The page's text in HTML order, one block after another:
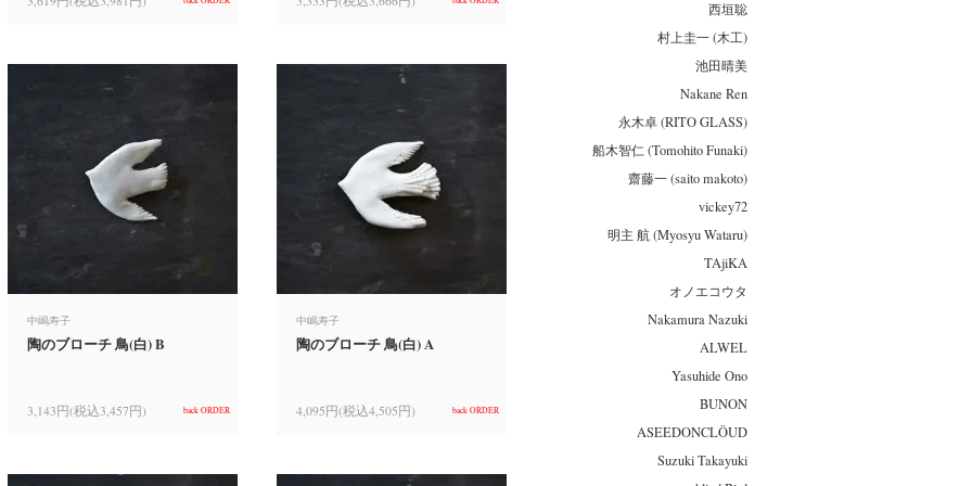
中嶋寿子
陶のブローチ 鳥(白) B
3,143円(税込3,457円) back ORDER
中嶋寿子
陶のブローチ 鳥(白) A
4,095円(税込4,505円) back ORDER
西垣聡
村上圭一 (木工)
池田晴美
Nakane Ren
永木卓 (RITO GLASS)
船木智仁 (Tomohito Funaki)
齋藤一 (saito makoto)
vickey72
明主 航 (Myosyu Wataru)
TAjiKA
オノエコウタ
Nakamura Nazuki
ALWEL
Yasuhide Ono
BUNON
ASEEDONCLÖUD
Suzuki Takayuki